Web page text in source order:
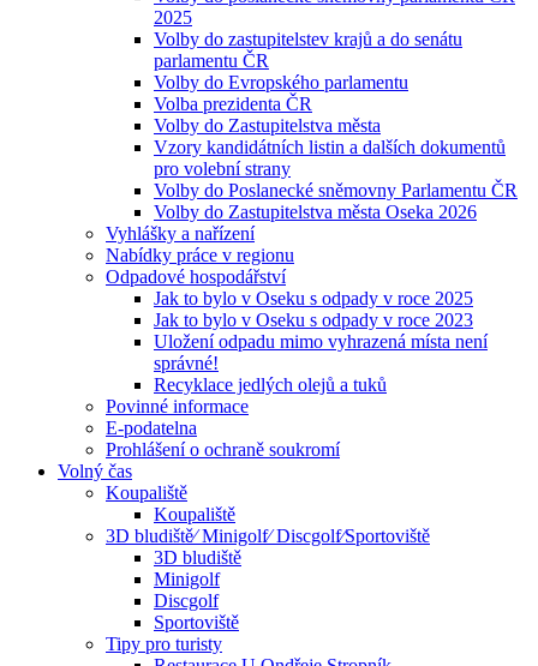
2025
Volby do zastupitelstev krajů a do senátu
parlamentu ČR
Volby do Evropského parlamentu
Volba prezidenta ČR
Volby do Zastupitelstva města
Vzory kandidátních listin a dalších dokumentů
pro volební strany
Volby do Poslanecké sněmovny Parlamentu ČR
Volby do Zastupitelstva města Oseka 2026
Vyhlášky a nařízení
Nabídky práce v regionu
Odpadové hospodářství
Jak to bylo v Oseku s odpady v roce 2025
Jak to bylo v Oseku s odpady v roce 2023
Uložení odpadu mimo vyhrazená místa není
správné!
Recyklace jedlých olejů a tuků
Povinné informace
E-podatelna
Prohlášení o ochraně soukromí
Volný čas
Koupaliště
Koupaliště
3D bludiště⁄ Minigolf⁄ Discgolf⁄Sportoviště
3D bludiště
Minigolf
Discgolf
Sportoviště
Tipy pro turisty